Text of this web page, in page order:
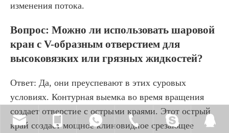
изменения потока.
Вопрос: Можно ли использовать шаровой
кран с V-образным отверстием для
высоковязких или грязных жидкостей?
Ответ: Да, они преуспевают в этих суровых
условиях. Контурная выемка во время вращения
создает отверстие с острыми краями. Этот острый
край создает мощное клиновидное срезающее